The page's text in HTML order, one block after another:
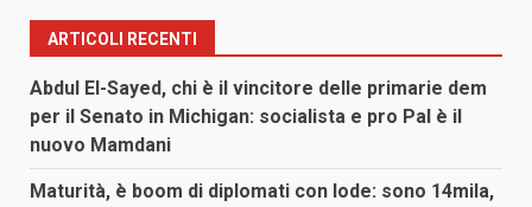
ARTICOLI RECENTI
Abdul El-Sayed, chi è il vincitore delle primarie dem
per il Senato in Michigan: socialista e pro Pal è il
nuovo Mamdani
Maturità, è boom di diplomati con lode: sono 14mila,